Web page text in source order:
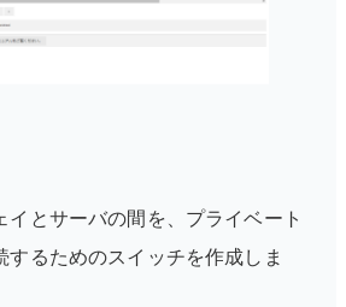
イとサーバの間を、プライベート
するためのスイッチを作成しま